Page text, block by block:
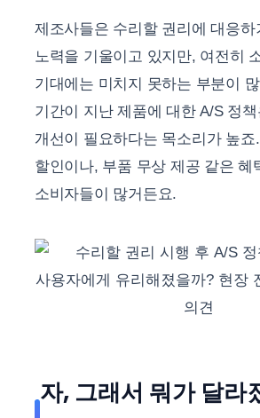
제조사들은 수리할 권리에 대응
노력을 기울이고 있지만, 여전히
기대에는 미치지 못하는 부분이
기간이 지난 제품에 대한 A/S 정책
개선이 필요하다는 목소리가 높죠
할인이나, 부품 무상 제공 같은 혜
소비자들이 많거든요.
자, 그래서 뭐가 달라